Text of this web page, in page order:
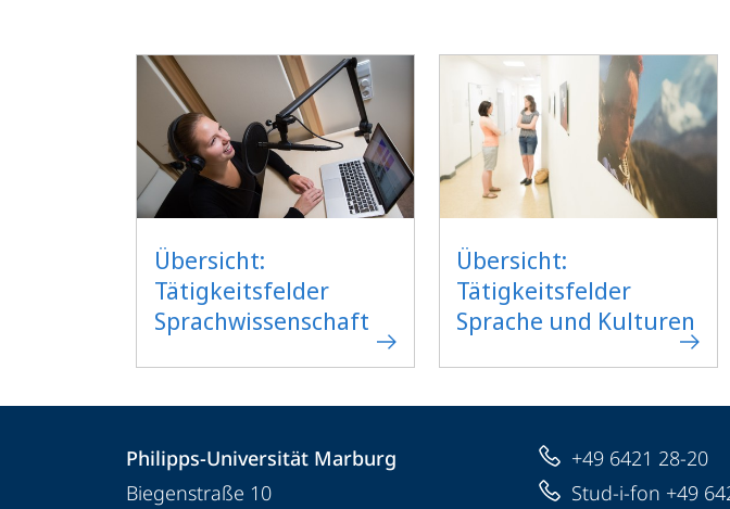
Übersicht:
Tätigkeitsfelder
Sprachwissenschaft
Übersicht:
Tätigkeitsfelder
Sprache und Kulturen
Kontaktinformationen
Philipps-
Philipps-Universität Marburg
Biegenstraße 10
+49 6421 28-20
Stud-i-fon +49